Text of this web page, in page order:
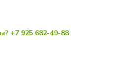
+7 925 682-49-88